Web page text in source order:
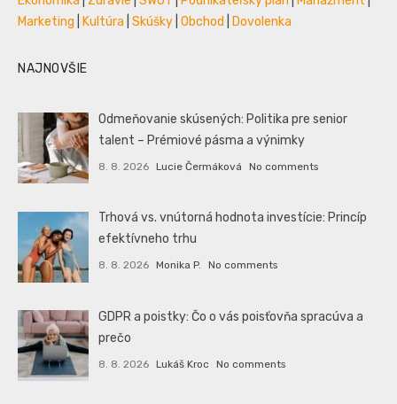
Marketing
Kultúra Skúšky Obchod Dovolenka
NAJNOVŠIE
Odmeňovanie skúsených: Politika pre senior
talent – Prémiové pásma a výnimky
8. 8. 2026 Lucie Čermáková No comments
Trhová vs. vnútorná hodnota investície: Princíp
efektívneho trhu
8. 8. 2026 Monika P. No comments
GDPR a poistky: Čo o vás poisťovňa spracúva a
prečo
8. 8. 2026 Lukáš Kroc No comments